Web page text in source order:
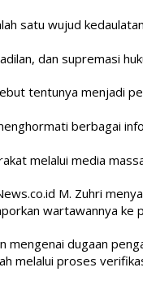
satu wujud
dan supremasi
tentunya menjadi
berbagai
melalui media
M. Zuhri
wartawannya ke
mengenai dugaan
melalui proses